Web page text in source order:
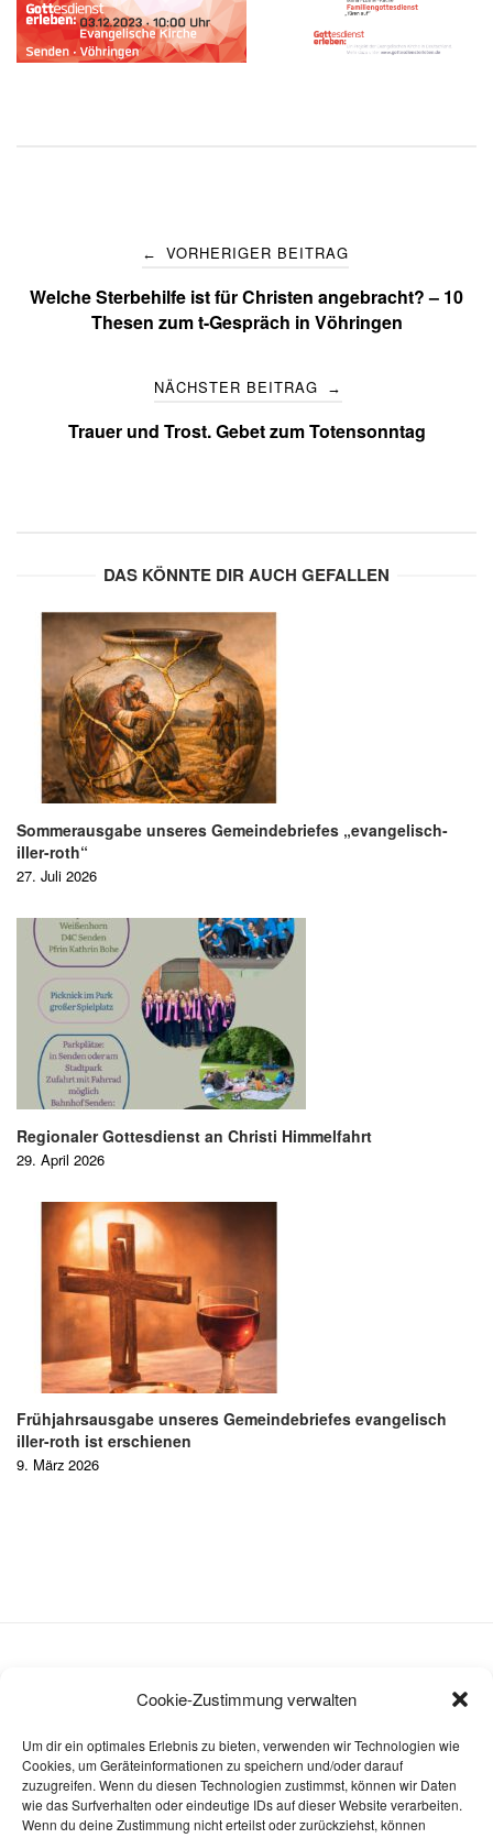
Cookie-Zustimmung verwalten
Um dir ein optimales Erlebnis zu bieten, verwenden wir Technologien wie
Cookies, um Geräteinformationen zu speichern und/oder darauf
zuzugreifen. Wenn du diesen Technologien zustimmst, können wir Daten
wie das Surfverhalten oder eindeutige IDs auf dieser Website verarbeiten.
Wenn du deine Zustimmung nicht erteilst oder zurückziehst, können
navigation
← VORHERIGER BEITRAG
Welche Sterbehilfe ist für Christen angebracht? – 10
Thesen zum t-Gespräch in Vöhringen
NÄCHSTER BEITRAG →
Trauer und Trost. Gebet zum Totensonntag
DAS KÖNNTE DIR AUCH GEFALLEN
Sommerausgabe unseres Gemeindebriefes „evangelisch-
iller-roth“
27. Juli 2026
Regionaler Gottesdienst an Christi Himmelfahrt
29. April 2026
Frühjahrsausgabe unseres Gemeindebriefes evangelisch
iller-roth ist erschienen
9. März 2026
Impressum
Cookie-Richtlinie (EU)